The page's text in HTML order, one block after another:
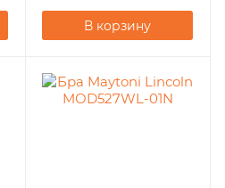
В корзину